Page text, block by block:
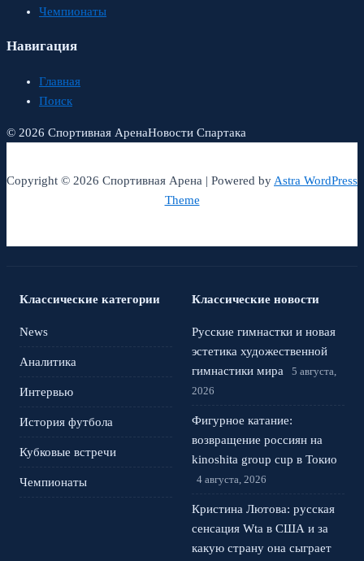
Чемпионаты
Навигация
Главная
Поиск
© 2026 Спортивная АренаНовости Спартака
Copyright © 2026 Спортивная Арена | Powered byAstra WordPress
Theme
Классические категории
News
Аналитика
Интервью
История футбола
Кубковые встречи
Чемпионаты
Классические новости
Русские гимнастки и новая
эстетика художественной
гимнастики мира
5 августа,
2026
Фигурное катание:
возвращение россиян на
kinoshita group cup в Токио
4 августа, 2026
Кристина Лютова: русская
сенсация Wta в США и за
какую страну она сыграет